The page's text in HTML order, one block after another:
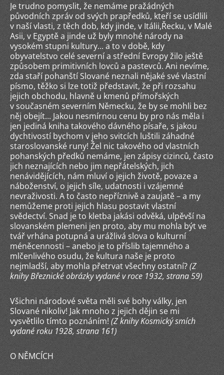
Je trudno pomyslit, že nemáme pražádných
původních zpráv od svých prapředků, kteří se usídlili
v naší vlasti, z těch dob, kdy jinde, v Itálii,Řecku, v Malé
Asii, v Egyptě a jinde už byly mnohé národy na
vysokém stupni kultury... a to v době, kdy
obyvatelstvo celé severní a střední Evropy žilo ještě
způsobem primitivních lovců a pastevců. Ani nevíme,
zda staří pohanští Slované neznali nějaké své vlastní
písmo, těžko si lze totiž představit, že při rozsahu
jejich obchodu, hlavně u kmenů přímořských
v současném severním Německu, že by se mohli bez
něj obejít... Jakou nesmírnou cenu by pro nás měla i
jen jediná kniha takového dávného písaře, s jakou
dychtivostí bychom v jeho svitcích luštili záhadné
staroslovanské runy! Žel nic takového od vlastních
pohanských předků nemáme, jen zápisy cizinců, často
jich neznajících nebo jim nepřátelských, jich
nenávidějících, nám mluví o jejich životě, povaze a
náboženství, o jejich síle, udatnosti i vzájemné
nevraživosti. A to často nepříznivě a zaujatě – a my
nemůžeme proti jejich hlasu postavit vlastní
svědectví. Snad je to kletba jakási odvěká, ulpěvší na
slovanském plemeni jen proto, aby mu mohla být ve
tvář vrhána potupná a urážlivá slova o kulturní
méněcennosti – anebo je to příslib tajemného a
mlčenlivého osudu, že kultura naše je proto
nejmladší, aby mohla přetrvat všechny ostatní?(Z
knihy Březnické obrázky vydané v roce 1932, strana 59)
Všichni národové světa měli své bohy války, jen
Slované nikoliv! Jak mnoho z jejich dějin se mi
vysvětlilo tímto poznáním! (Z knihy Kosmický smích
vydané roku 1928, strana 161)
O NĚMCÍCH